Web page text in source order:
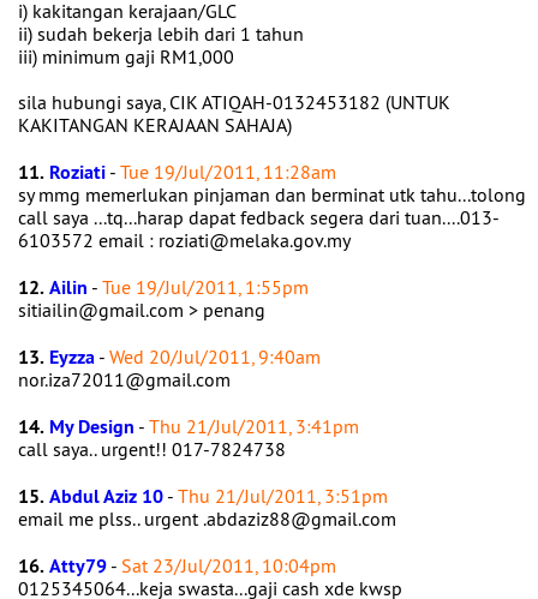
i) kakitangan kerajaan/GLC
ii) sudah bekerja lebih dari 1 tahun
iii) minimum gaji RM1,000
sila hubungi saya, CIK ATIQAH-0132453182 (UNTUK
KAKITANGAN KERAJAAN SAHAJA)
11. Roziati - Tue 19/Jul/2011, 11:28am
sy mmg memerlukan pinjaman dan berminat utk tahu...tolong
call saya ...tq...harap dapat fedback segera dari tuan....013-
6103572 email : roziati@melaka.gov.my
12.Ailin - Tue 19/Jul/2011, 1:55pm
sitiailin@gmail.com > penang
13. Eyzza - Wed 20/Jul/2011, 9:40am
nor.iza72011@gmail.com
14. My Design - Thu 21/Jul/2011, 3:41pm
call saya.. urgent!! 017-7824738
15.Abdul Aziz 10 - Thu 21/Jul/2011, 3:51pm
email me plss.. urgent .abdaziz88@gmail.com
16.Atty79 - Sat 23/Jul/2011, 10:04pm
0125345064...keja swasta...gaji cash xde kwsp